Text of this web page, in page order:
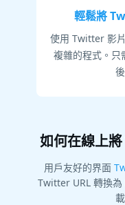
輕鬆將
使用 Twitter 影
複雜的程式。
如何在線上
用戶友好的界面
Twitter URL 轉換為